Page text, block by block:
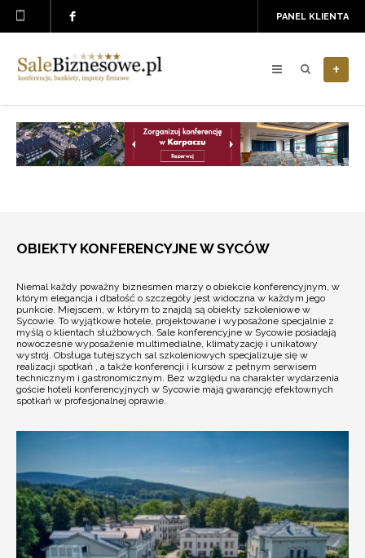
PANEL KLIENTA
+
OBIEKTY KONFERENCYJNE W SYCÓW
Niemal każdy poważny biznesmen marzy o obiekcie konferencyjnym, w
którym elegancja i dbałość o szczegóły jest widoczna w każdym jego
punkcie. Miejscem, w którym to znajdą są obiekty szkoleniowe w
Sycowie. To wyjątkowe hotele, projektowane i wyposażone specjalnie z
myślą o klientach służbowych. Sale konferencyjne w Sycowie posiadają
nowoczesne wyposażenie multimedialne, klimatyzację i unikatowy
wystrój. Obsługa tutejszych sal szkoleniowych specjalizuje się w
realizacji spotkań , a także konferencji i kursów z pełnym serwisem
technicznym i gastronomicznym. Bez względu na charakter wydarzenia
goście hoteli konferencyjnych w Sycowie mają gwarancję efektownych
spotkań w profesjonalnej oprawie.